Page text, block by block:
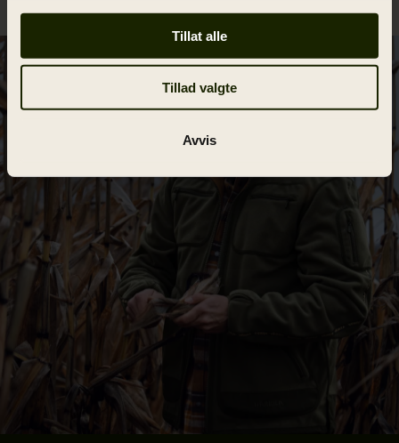
Tillat alle
Tillad valgte
Avvis